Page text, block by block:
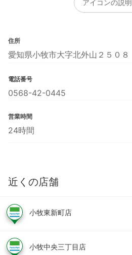
アイコンの説明
住所
愛知県小牧市大字北外山２５０８
電話番号
0568-42-0445
営業時間
24時間
近くの店舗
小牧東新町店
小牧中央三丁目店